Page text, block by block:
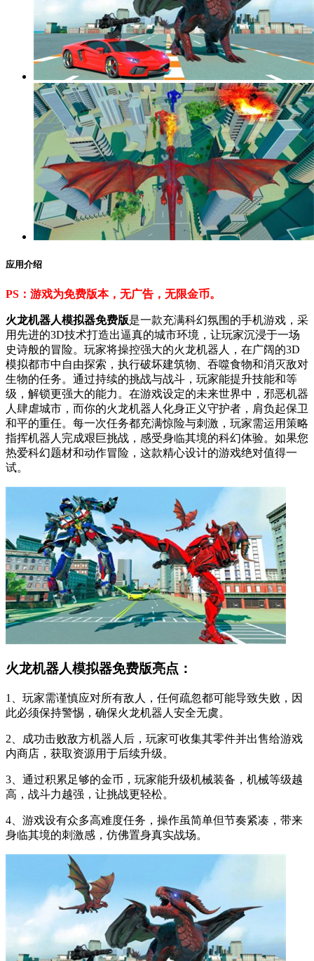
应用介绍
PS：游戏为免费版本，无广告，无限金币。
火龙机器人模拟器免费版是一款充满科幻氛围的手机游戏，采
用先进的3D技术打造出逼真的城市环境，让玩家沉浸于一场
史诗般的冒险。玩家将操控强大的火龙机器人，在广阔的3D
模拟都市中自由探索，执行破坏建筑物、吞噬食物和消灭敌对
生物的任务。通过持续的挑战与战斗，玩家能提升技能和等
级，解锁更强大的能力。在游戏设定的未来世界中，邪恶机器
人肆虐城市，而你的火龙机器人化身正义守护者，肩负起保卫
和平的重任。每一次任务都充满惊险与刺激，玩家需运用策略
指挥机器人完成艰巨挑战，感受身临其境的科幻体验。如果您
热爱科幻题材和动作冒险，这款精心设计的游戏绝对值得一
试。
火龙机器人模拟器免费版亮点：
1、玩家需谨慎应对所有敌人，任何疏忽都可能导致失败，因
此必须保持警惕，确保火龙机器人安全无虞。
2、成功击败敌方机器人后，玩家可收集其零件并出售给游戏
内商店，获取资源用于后续升级。
3、通过积累足够的金币，玩家能升级机械装备，机械等级越
高，战斗力越强，让挑战更轻松。
4、游戏设有众多高难度任务，操作虽简单但节奏紧凑，带来
身临其境的刺激感，仿佛置身真实战场。